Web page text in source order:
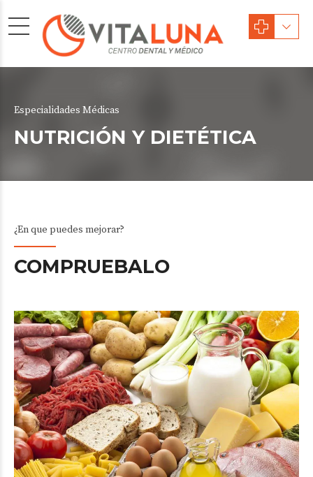
Especialidades Médicas
NUTRICIÓN Y DIETÉTICA
¿En que puedes mejorar?
COMPRUEBALO